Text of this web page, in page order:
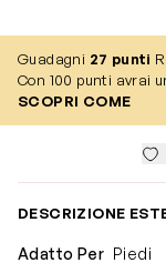
Guadagni 27 punti
Con 100 punti avrai
SCOPRI COME
DESCRIZIONE
Adatto Per Piedi